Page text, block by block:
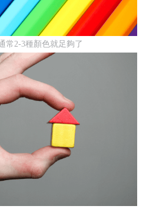
常2-3種顏色就足夠了